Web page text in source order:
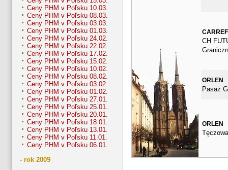
Ceny PHM v Poľsku 10.03.
Ceny PHM v Poľsku 08.03.
Ceny PHM v Poľsku 03.03.
Ceny PHM v Poľsku 01.03.
Ceny PHM v Poľsku 24.02.
Ceny PHM v Poľsku 22.02.
Ceny PHM v Poľsku 17.02.
Ceny PHM v Poľsku 15.02.
Ceny PHM v Poľsku 10.02.
Ceny PHM v Poľsku 08.02.
Ceny PHM v Poľsku 03.02.
Ceny PHM v Poľsku 01.02.
Ceny PHM v Poľsku 27.01.
Ceny PHM v Poľsku 25.01.
Ceny PHM v Poľsku 20.01.
Ceny PHM v Poľsku 18.01.
Ceny PHM v Poľsku 13.01.
Ceny PHM v Poľsku 11.01.
Ceny PHM v Poľsku 06.01.
- rok 2009
CH
ORLEN
Pasaż
ORLEN